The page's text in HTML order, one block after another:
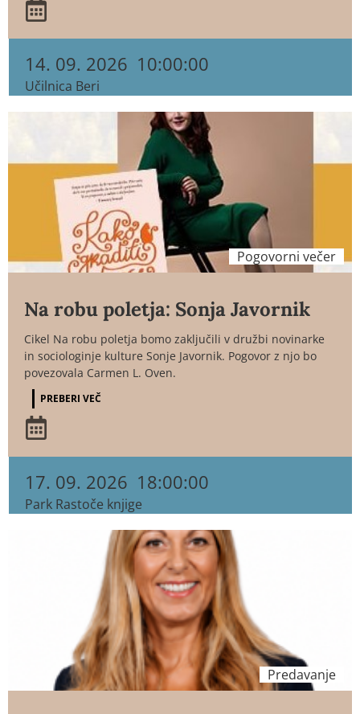
14. 09. 2026 10:00:00
Učilnica Beri
Pogovorni večer
Na robu poletja: Sonja Javornik
Cikel Na robu poletja bomo zaključili v družbi novinarke
in sociologinje kulture Sonje Javornik. Pogovor z njo bo
povezovala Carmen L. Oven.
PREBERI VEČ
17. 09. 2026 18:00:00
Park Rastoče knjige
Predavanje